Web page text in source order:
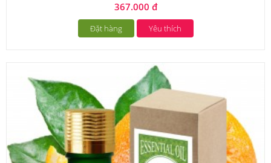
367.000 đ
Đặt hàng Yêu thích